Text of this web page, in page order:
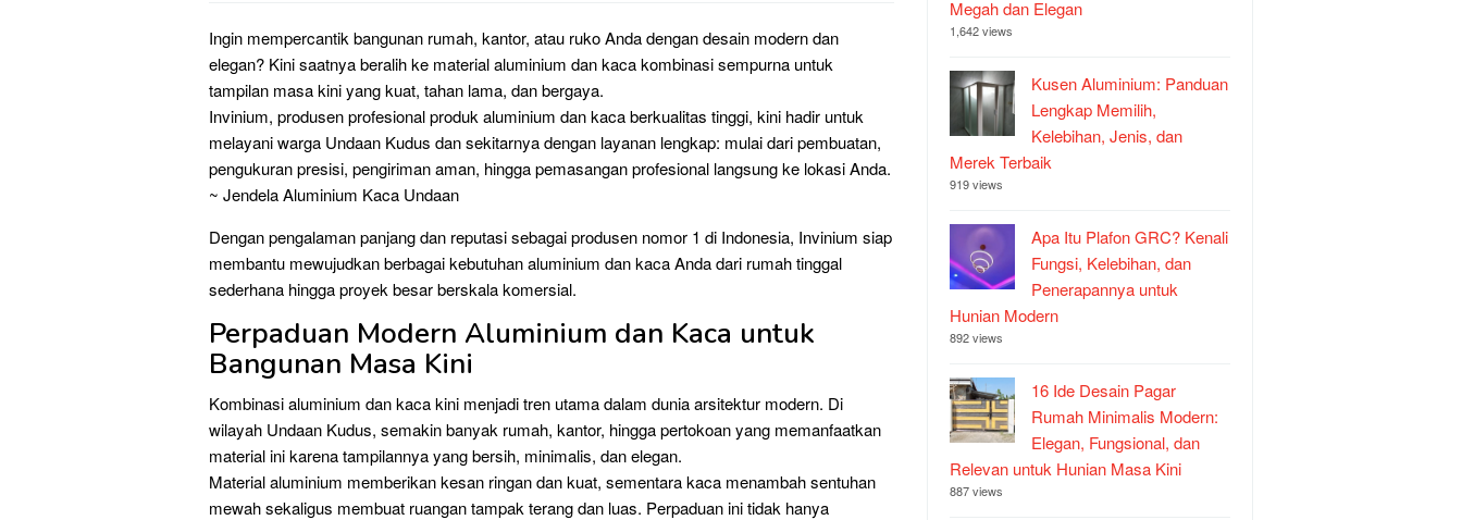
Ingin mempercantik bangunan rumah, kantor, atau ruko Anda dengan desain modern dan
elegan? Kini saatnya beralih ke material aluminium dan kaca kombinasi sempurna untuk
tampilan masa kini yang kuat, tahan lama, dan bergaya.
Invinium, produsen profesional produk aluminium dan kaca berkualitas tinggi, kini hadir untuk
melayani warga Undaan Kudus dan sekitarnya dengan layanan lengkap: mulai dari pembuatan,
pengukuran presisi, pengiriman aman, hingga pemasangan profesional langsung ke lokasi Anda.
~ Jendela Aluminium Kaca Undaan
Dengan pengalaman panjang dan reputasi sebagai produsen nomor 1 di Indonesia, Invinium siap
membantu mewujudkan berbagai kebutuhan aluminium dan kaca Anda dari rumah tinggal
sederhana hingga proyek besar berskala komersial.
Perpaduan Modern Aluminium dan Kaca untuk
Bangunan Masa Kini
Kombinasi aluminium dan kaca kini menjadi tren utama dalam dunia arsitektur modern. Di
wilayah Undaan Kudus, semakin banyak rumah, kantor, hingga pertokoan yang memanfaatkan
material ini karena tampilannya yang bersih, minimalis, dan elegan.
Material aluminium memberikan kesan ringan dan kuat, sementara kaca menambah sentuhan
mewah sekaligus membuat ruangan tampak terang dan luas. Perpaduan ini tidak hanya
Megah dan Elegan
1,642 views
Kusen Aluminium: Panduan
Lengkap Memilih,
Kelebihan, Jenis, dan
Merek Terbaik
919 views
Apa Itu Plafon GRC? Kenali
Fungsi, Kelebihan, dan
Penerapannya untuk
Hunian Modern
892 views
16 Ide Desain Pagar
Rumah Minimalis Modern:
Elegan, Fungsional, dan
Relevan untuk Hunian Masa Kini
887 views